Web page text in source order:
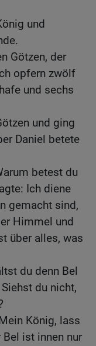
und
Götzen, der
opfern zwölf
und sechs
und ging
Daniel betete
betest du
Ich diene
gemacht sind,
Himmel und
über alles, was
du denn Bel
du nicht,
König, lass
ist innen nur